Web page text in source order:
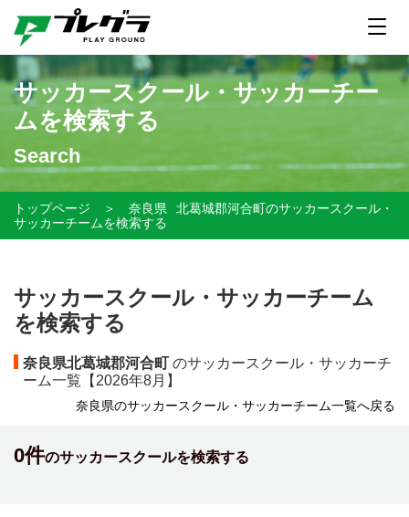
サッカースクール・サッカーチー
ムを検索する
Search
トップページ ＞ 奈良県
北葛城郡河合町のサッカースクール・
サッカーチームを検索する
サッカースクール・サッカーチーム
を検索する
奈良県北葛城郡河合町 のサッカースクール・サッカーチ
ーム一覧【 2026年8月】
奈良県のサッカースクール・サッカーチーム一覧へ戻る
0件のサッカースクールを検索する